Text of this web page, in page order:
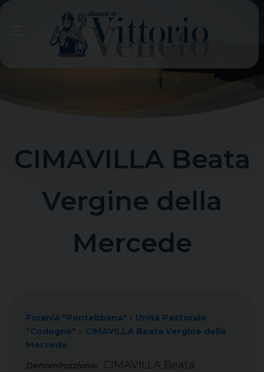
CIMAVILLA Beata
Vergine della
Mercede
Forania "Pontebbana" » Unità Pastorale
"Codognè" » CIMAVILLA Beata Vergine della
Mercede
CIMAVILLA Beata